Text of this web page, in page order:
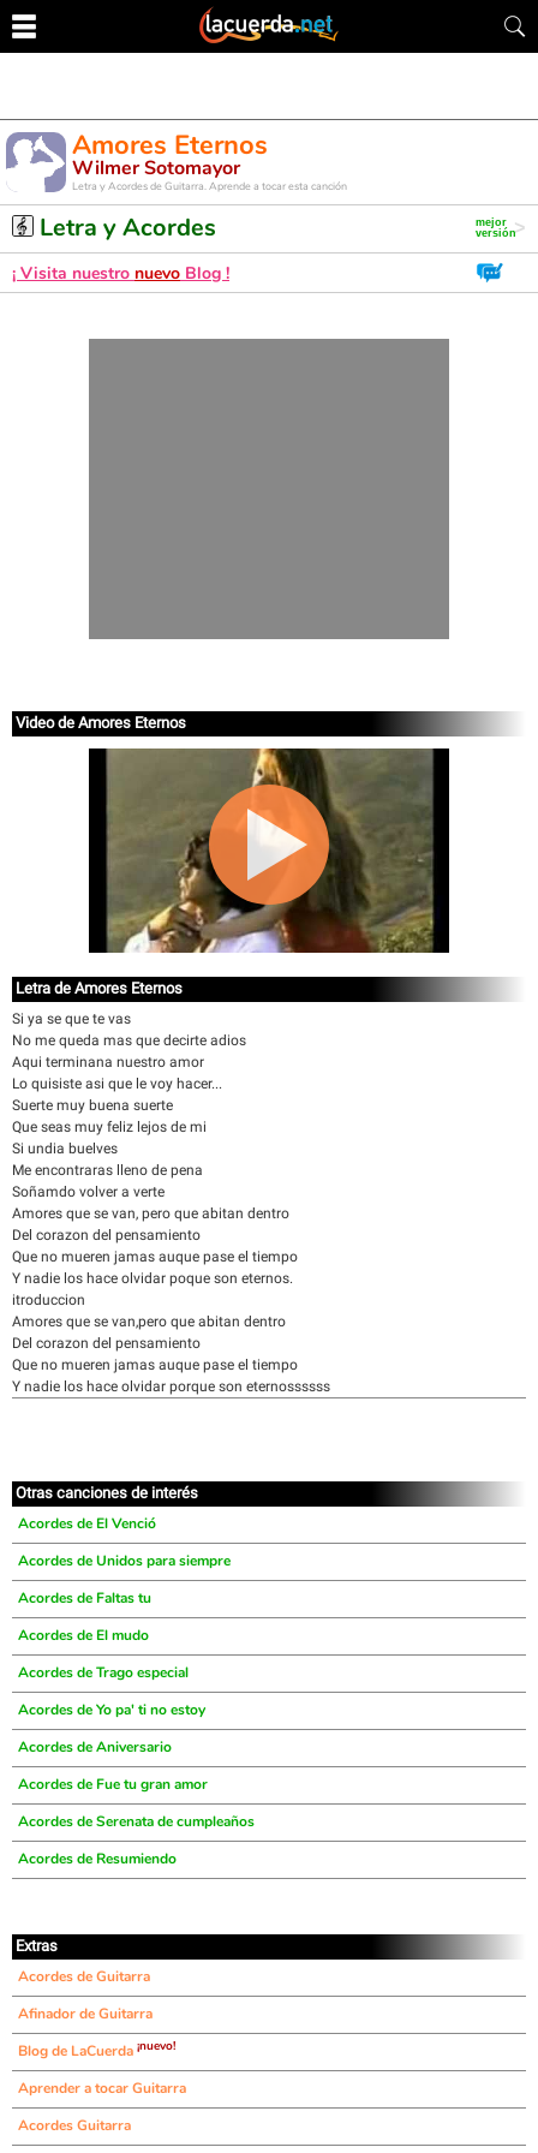
Amores Eternos
Wilmer Sotomayor
Letra y Acordes de Guitarra. Aprende a tocar esta canción
Letra y Acordes
¡ Visita nuestro nuevo Blog !
Video de Amores Eternos
Letra de Amores Eternos
Si ya se que te vas
No me queda mas que decirte adios
Aqui terminana nuestro amor
Lo quisiste asi que le voy hacer...
Suerte muy buena suerte
Que seas muy feliz lejos de mi
Si undia buelves
Me encontraras lleno de pena
Soñamdo volver a verte
Amores que se van, pero que abitan dentro
Del corazon del pensamiento
Que no mueren jamas auque pase el tiempo
Y nadie los hace olvidar poque son eternos.
itroduccion
Amores que se van,pero que abitan dentro
Del corazon del pensamiento
Que no mueren jamas auque pase el tiempo
Y nadie los hace olvidar porque son eternossssss
Otras canciones de interés
Acordes de El Venció
Acordes de Unidos para siempre
Acordes de Faltas tu
Acordes de El mudo
Acordes de Trago especial
Acordes de Yo pa' ti no estoy
Acordes de Aniversario
Acordes de Fue tu gran amor
Acordes de Serenata de cumpleaños
Acordes de Resumiendo
Extras
Acordes de Guitarra
Afinador de Guitarra
Blog de LaCuerda ¡nuevo!
Aprender a tocar Guitarra
Acordes Guitarra